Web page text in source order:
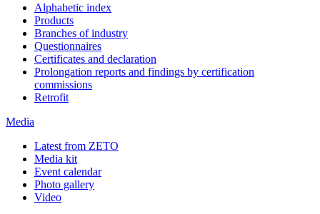
Alphabetic index
Products
Branches of industry
Questionnaires
Certificates and declaration
Prolongation reports and findings by certification
commissions
Retrofit
Media
Latest from ZETO
Media kit
Event calendar
Photo gallery
Video